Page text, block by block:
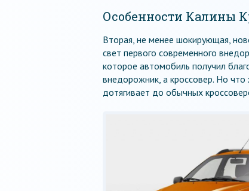
Особенности Калины
Вторая, не менее шокирующая,
свет первого современного
которое автомобиль получил
внедорожник, а кроссовер. Но
дотягивает до обычных